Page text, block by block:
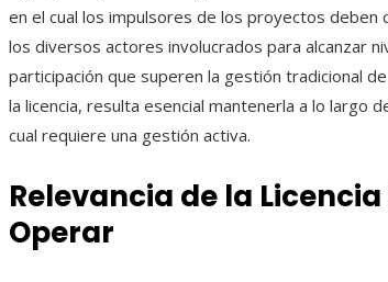
en el cual los impulsores de los proyectos deben
los diversos actores involucrados para alcanzar
participación que superen la gestión tradicional
la licencia, resulta esencial mantenerla a lo largo
cual requiere una gestión activa.
Relevancia de la
Operar